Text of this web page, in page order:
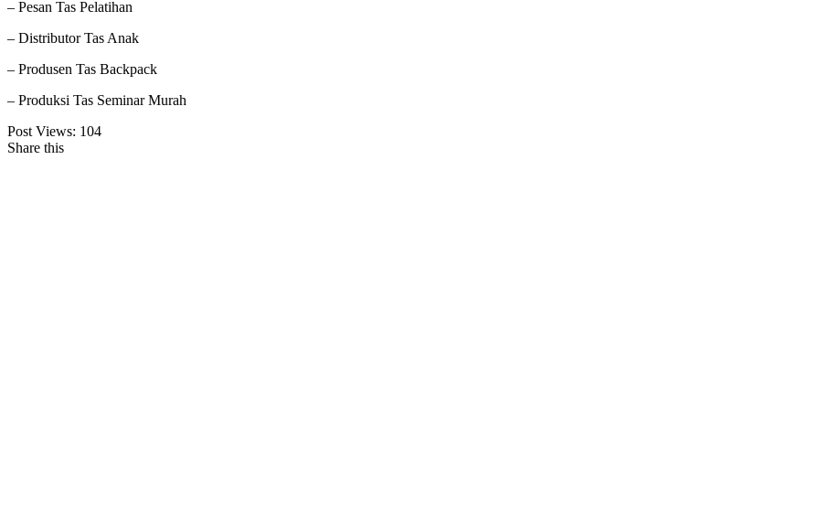
– Pesan Tas Pelatihan
– Distributor Tas Anak
– Produsen Tas Backpack
– Produksi Tas Seminar Murah
Post Views: 104
Share this